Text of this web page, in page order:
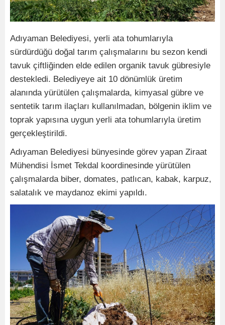
Adıyaman Belediyesi, yerli ata tohumlarıyla
sürdürdüğü doğal tarım çalışmalarını bu sezon kendi
tavuk çiftliğinden elde edilen organik tavuk gübresiyle
destekledi. Belediyeye ait 10 dönümlük üretim
alanında yürütülen çalışmalarda, kimyasal gübre ve
sentetik tarım ilaçları kullanılmadan, bölgenin iklim ve
toprak yapısına uygun yerli ata tohumlarıyla üretim
gerçekleştirildi.
Adıyaman Belediyesi bünyesinde görev yapan Ziraat
Mühendisi İsmet Tekdal koordinesinde yürütülen
çalışmalarda biber, domates, patlıcan, kabak, karpuz,
salatalık ve maydanoz ekimi yapıldı.